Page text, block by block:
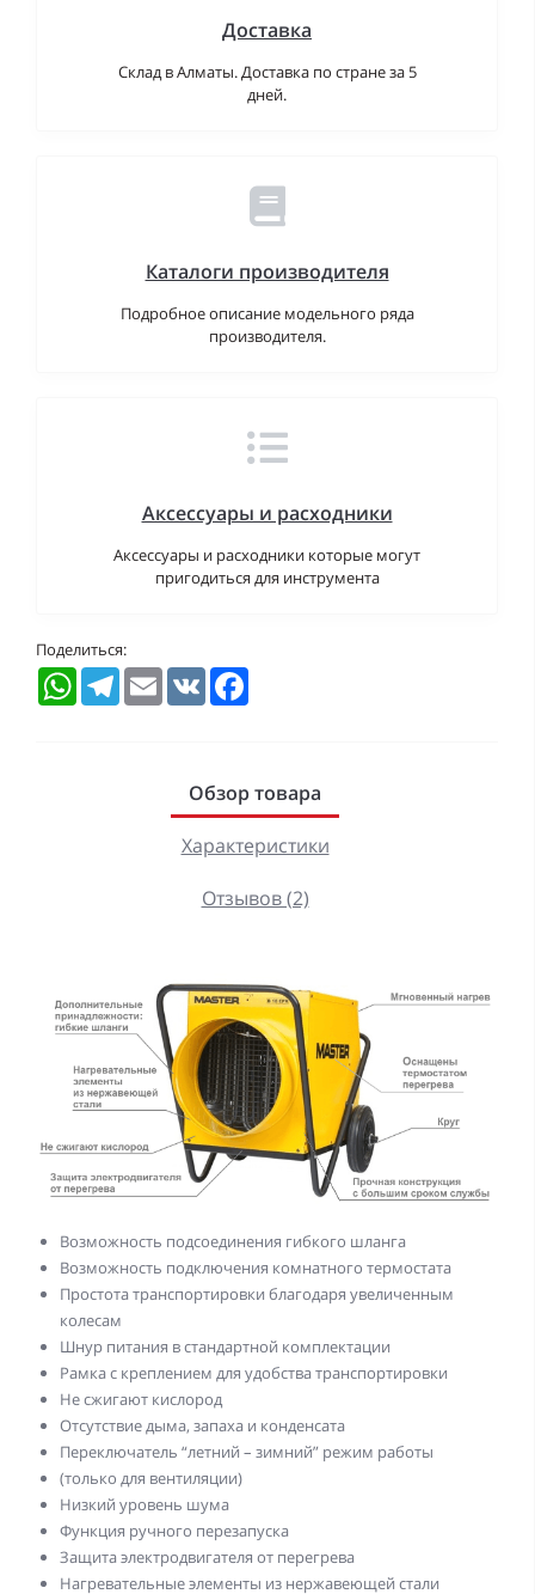
Доставка
Склад в Алматы. Доставка по стране за 5
дней.
Каталоги производителя
Подробное описание модельного ряда
производителя.
Аксессуары и расходники
Аксессуары и расходники которые могут
пригодиться для инструмента
Поделиться:
WhatsAppTelegramEmail VK
Обзор товара
Характеристики
Отзывов (2)
Возможность подсоединения гибкого шланга
Возможность подключения комнатного термостата
Простота транспортировки благодаря увеличенным
колесам
Шнур питания в стандартной комплектации
Рамка с креплением для удобства транспортировки
Не сжигают кислород
Отсутствие дыма, запаха и конденсата
Переключатель “летний – зимний” режим работы
(только для вентиляции)
Низкий уровень шума
Функция ручного перезапуска
Защита электродвигателя от перегрева
Нагревательные элементы из нержавеющей стали